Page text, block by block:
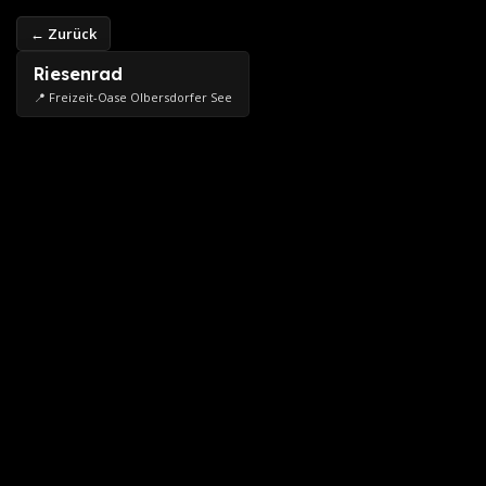
← Zurück
Riesenrad
📍 Freizeit-Oase Olbersdorfer See